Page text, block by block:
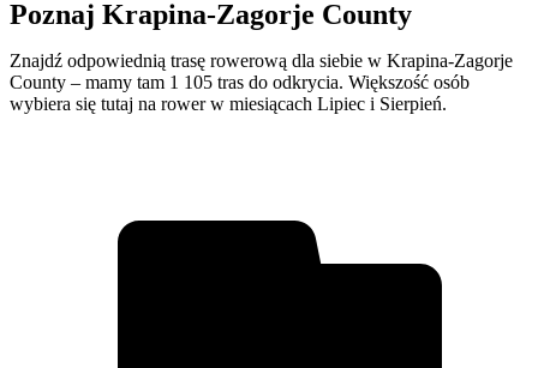
Poznaj Krapina-Zagorje County
Znajdź odpowiednią trasę rowerową dla siebie w Krapina-Zagorje
County – mamy tam 1 105 tras do odkrycia. Większość osób
wybiera się tutaj na rower w miesiącach Lipiec i Sierpień.